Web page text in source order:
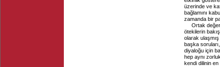
üzerinde ve
bağlamını
zamanda bir
Ortak
ötekilerin
olarak
başka
diyaloğu için
hep aynı
kendi dilinin